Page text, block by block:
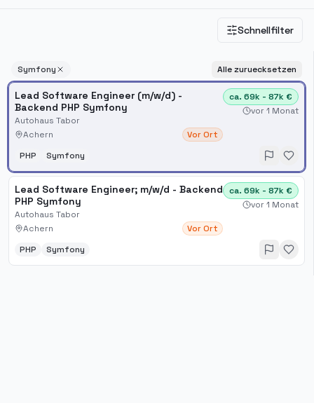
Schnellfilter
Symfony Alle zuruecksetzen
Lead Software Engineer (m/w/d) -
Backend PHP Symfony
Autohaus Tabor
Achern
Vor Ort
ca. 69k - 87k €
vor 1 Monat
PHP Symfony
Lead Software Engineer; m​/w​/d - Backend
PHP Symfony
Autohaus Tabor
Achern
Vor Ort
ca. 69k - 87k €
vor 1 Monat
PHP Symfony